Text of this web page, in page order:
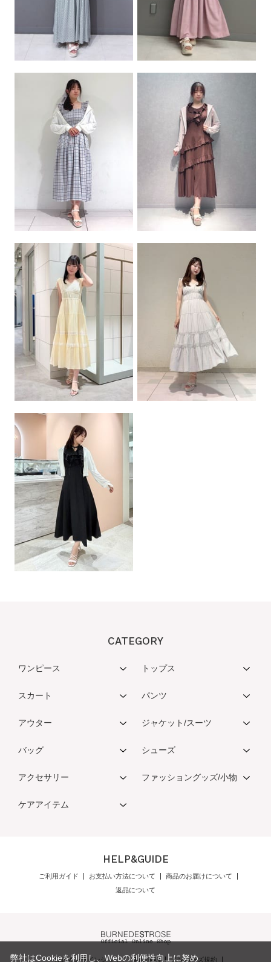
CATEGORY
ワンピース トップス
スカート パンツ
アウター ジャケット/スーツ
バッグ シューズ
アクセサリー ファッショングッズ/小物
ケアアイテム
HELP&GUIDE
ご利用ガイド お支払い方法について
商品のお届けについて
返品について
公式オンラインショップご利用規約 メンバーズ規約
弊社はCookieを利用し、Webの利便性向上に努め